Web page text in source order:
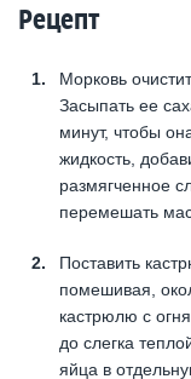
Рецепт
Морковь
Засыпать ее
минут, чтобы
жидкость,
размягченное
перемешать
Поставить
помешивая,
кастрюлю с
до слегка
яйца в